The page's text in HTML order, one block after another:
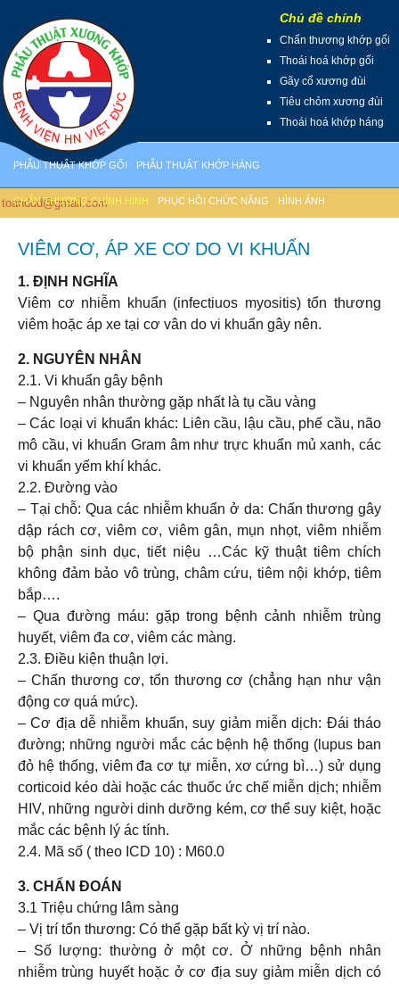
PHẪU THUẬT KHỚP GỐI PHẪU THUẬT KHỚP HÁNG
CHẤN THƯƠNG CHỈNH HÌNH PHỤC HỒI CHỨC NĂNG HÌNH ẢNH
Chủ đề chính
Chấn thương khớp gối
Thoái hoá khớp gối
Gãy cổ xương đùi
Tiêu chỏm xương đùi
Thoái hoá khớp háng
VIÊM CƠ, ÁP XE CƠ DO VI KHUẨN
1. ĐỊNH NGHĨA
Viêm cơ nhiễm khuẩn (infectiuos myositis) tổn thương
viêm hoặc áp xe tại cơ vân do vi khuẩn gây nên.
2. NGUYÊN NHÂN
2.1. Vi khuẩn gây bệnh
– Nguyên nhân thường gặp nhất là tụ cầu vàng
– Các loại vi khuẩn khác: Liên cầu, lậu cầu, phế cầu, não
mô cầu, vi khuẩn Gram âm như trực khuẩn mủ xanh, các
vi khuẩn yếm khí khác.
2.2. Đường vào
– Tại chỗ: Qua các nhiễm khuẩn ở da: Chấn thương gây
dập rách cơ, viêm cơ, viêm gân, mụn nhọt, viêm nhiễm
bộ phận sinh dục, tiết niệu …Các kỹ thuật tiêm chích
không đảm bảo vô trùng, châm cứu, tiêm nội khớp, tiêm
bắp….
– Qua đường máu: gặp trong bệnh cảnh nhiễm trùng
huyết, viêm đa cơ, viêm các màng.
2.3. Điều kiện thuận lợi.
– Chấn thương cơ, tổn thương cơ (chẳng hạn như vận
động cơ quá mức).
– Cơ địa dễ nhiễm khuẩn, suy giảm miễn dịch: Đái tháo
đường; những người mắc các bệnh hệ thống (lupus ban
đỏ hệ thống, viêm đa cơ tự miễn, xơ cứng bì…) sử dụng
corticoid kéo dài hoặc các thuốc ức chế miễn dịch; nhiễm
HIV, những người dinh dưỡng kém, cơ thể suy kiệt, hoặc
mắc các bệnh lý ác tính.
2.4. Mã số ( theo ICD 10) : M60.0
3. CHẨN ĐOÁN
3.1 Triệu chứng lâm sàng
– Vị trí tổn thương: Có thể gặp bất kỳ vị trí nào.
– Số lượng: thường ở một cơ. Ở những bệnh nhân
nhiễm trùng huyết hoặc ở cơ địa suy giảm miễn dịch có